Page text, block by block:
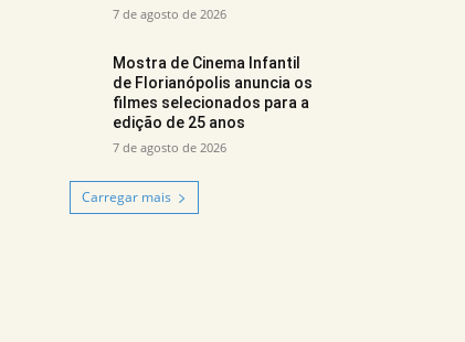
7 de agosto de 2026
Mostra de Cinema Infantil
de Florianópolis anuncia os
filmes selecionados para a
edição de 25 anos
7 de agosto de 2026
Carregar mais